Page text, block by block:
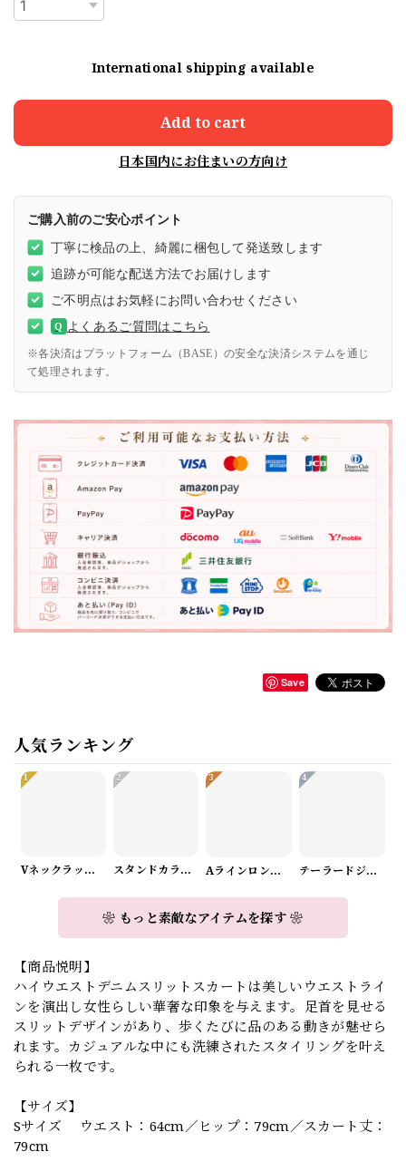
International shipping available
Add to cart
日本国内にお住まいの方向け
ご購入前のご安心ポイント
丁寧に検品の上、綺麗に梱包して発送致します
追跡が可能な配送方法でお届けします
ご不明点はお気軽にお問い合わせください
Q よくあるご質問はこちら
※各決済はプラットフォーム（BASE）の安全な決済システムを通じ
て処理されます。
Save
人気ランキング
1
Vネックラップデザインニット（3color） A1008
2
スタンドカラーロングスリーブリボンブラウス（3color） A1126
3
Aラインロングワンピース（2color） A0908
4
テーラードジャケット＆ワイドパンツスーツwithスカーフ A0987
❀ もっと素敵なアイテムを探す ❀
【商品悦明】
ハイウエストデニムスリットスカートは美しいウエストライ
ンを演出し女性らしい華奢な印象を与えます。足首を見せる
スリットデザインがあり、歩くたびに品のある動きが魅せら
れます。カジュアルな中にも洗練されたスタイリングを叶え
られる一枚です。
【サイズ】
Sサイズ ウエスト：64cm／ヒップ：79cm／スカート丈：
79cm